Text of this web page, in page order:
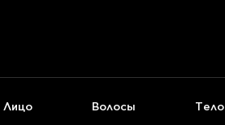
Лицо Волосы Тело